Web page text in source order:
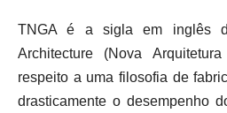
TNGA é a sigla em inglês
Architecture (Nova
respeito a uma filosofia de
drasticamente o desempenho